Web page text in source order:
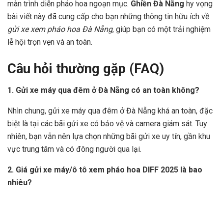
màn trình diễn pháo hoa ngoạn mục. Ghiền Đà Nẵng hy vọng
bài viết này đã cung cấp cho bạn những thông tin hữu ích về
gửi xe xem pháo hoa Đà Nẵng, giúp bạn có một trải nghiệm
lễ hội trọn vẹn và an toàn.
Câu hỏi thường gặp (FAQ)
1. Gửi xe máy qua đêm ở Đà Nẵng có an toàn không?
Nhìn chung, gửi xe máy qua đêm ở Đà Nẵng khá an toàn, đặc
biệt là tại các bãi gửi xe có bảo vệ và camera giám sát. Tuy
nhiên, bạn vẫn nên lựa chọn những bãi gửi xe uy tín, gần khu
vực trung tâm và có đông người qua lại.
2. Giá gửi xe máy/ô tô xem pháo hoa DIFF 2025 là bao
nhiêu?